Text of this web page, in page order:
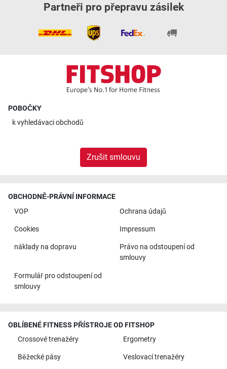
Partneři pro přepravu zásilek
POBOČKY
kvyhledávaci obchodů
Zrušit smlouvu
OBCHODNĚ-PRÁVNÍ INFORMACE
VOP
Ochrana údajů
Cookies Impressum
náklady na dopravu
Právo na odstoupení od
smlouvy
Formulář pro odstoupení od
smlouvy
OBLÍBENÉ FITNESS PŘÍSTROJE OD FITSHOP
Crossové trenažéry
Ergometry
Běžecké pásy Veslovací trenažéry